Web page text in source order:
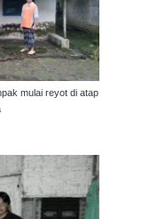
mulai reyot di atap